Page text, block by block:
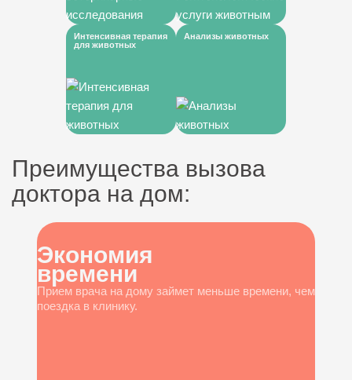
Интенсивная терапия
для животных
Анализы животных
Преимущества вызова
доктора на дом:
Экономия
времени
Прием врача на дому займет меньше времени, чем
поездка в клинику.